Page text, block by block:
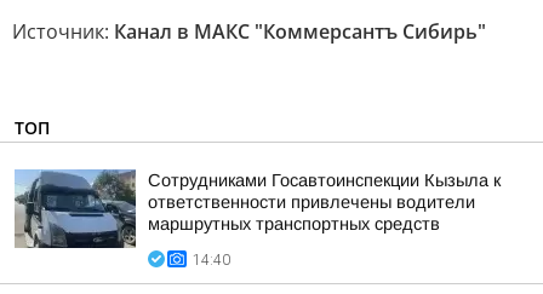
Источник: Канал в МАКС "Коммерсантъ Сибирь"
ТОП
Сотрудниками Госавтоинспекции Кызыла к
ответственности привлечены водители
маршрутных транспортных средств
14:40